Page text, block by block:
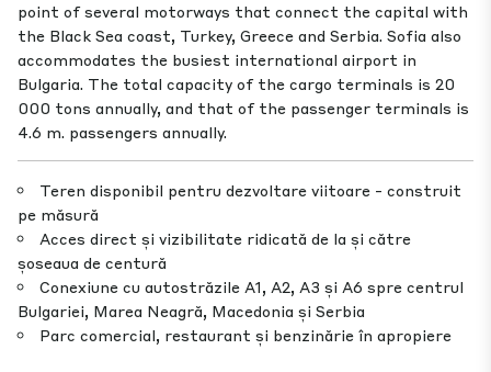
point of several motorways that connect the capital with
the Black Sea coast, Turkey, Greece and Serbia. Sofia also
accommodates the busiest international airport in
Bulgaria. The total capacity of the cargo terminals is 20
000 tons annually, and that of the passenger terminals is
4.6 m. passengers annually.
Teren disponibil pentru dezvoltare viitoare - construit
pe măsură
Acces direct și vizibilitate ridicată de la și către
șoseaua de centură
Conexiune cu autostrăzile A1, A2, A3 și A6 spre centrul
Bulgariei, Marea Neagră, Macedonia și Serbia
Parc comercial, restaurant și benzinărie în apropiere